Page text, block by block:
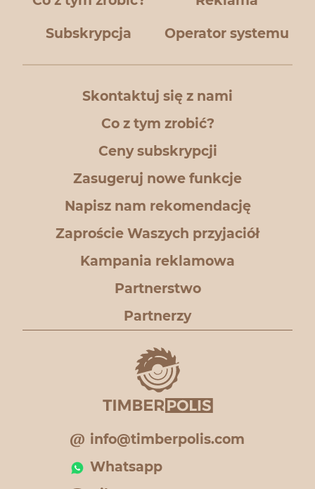
Subskrypcja Operator systemu
Skontaktuj się z nami
Co z tym zrobić?
Ceny subskrypcji
Zasugeruj nowe funkcje
Napisz nam rekomendację
Zaproście Waszych przyjaciół
Kampania reklamowa
Partnerstwo
Partnerzy
info@timberpolis.com
Whatsapp